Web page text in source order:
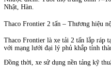
Nhật, Hàn.
Thaco Frontier 2 tấn – Thương hiệu
Thaco Frontier là xe tải 2 tấn lắp ráp
với mạng lưới đại lý phủ khắp tỉnh
Đồng thời, xe sử dụng nền tảng kỹ